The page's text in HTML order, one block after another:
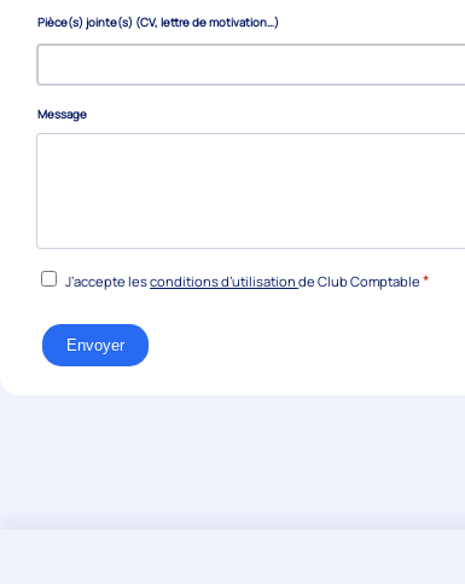
Pièce(s) jointe(s) (CV, lettre de motivation…)
Message
RGPD
* J’accepte lesconditions d’utilisation de Club Comptable *